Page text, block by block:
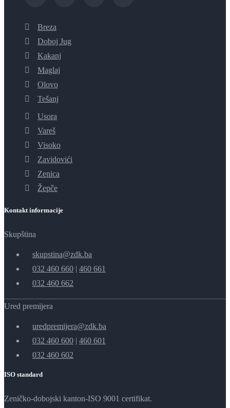
Breza
Doboj Jug
Kakanj
Maglaj
Olovo
Tešanj
Usora
Vareš
Visoko
Zavidovići
Zenica
Žepče
Kontakt informacije
Skupština
skupstina@zdk.ba
032 460 660 | 460 661
032 460 662
Ured premijera
uredpremijera@zdk.ba
032 460 600 | 460 601
032 460 602
ISO standard
Zeničko-dobojski kanton-ISO 9001 certifikat.